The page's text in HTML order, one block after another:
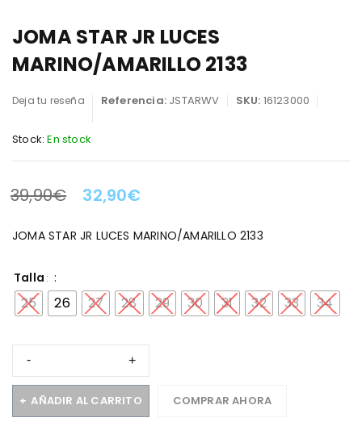
JOMA STAR JR LUCES
MARINO/AMARILLO 2133
Deja tu reseña Referencia: JSTARWV SKU: 16123000
Stock: En stock
LA OFERTA TERMINA EN:
39,90€ 32,90€
JOMA STAR JR LUCES MARINO/AMARILLO 2133
Talla
25 26 27 28 29 30 31 32 33 34
AÑADIR AL CARRITO COMPRAR AHORA